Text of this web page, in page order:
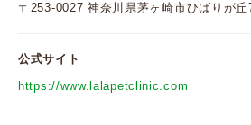
〒253-0027 神奈川県茅ヶ崎市ひばりが
公式サイト
https://www.lalapetclinic.com